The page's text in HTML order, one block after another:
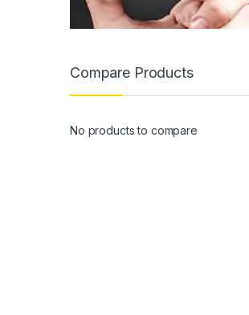
Compare Products
No products to compare